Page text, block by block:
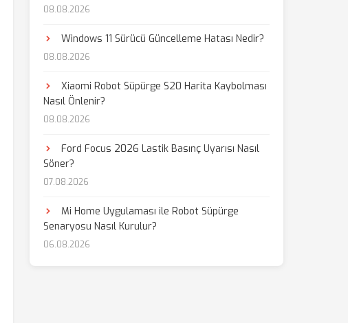
08.08.2026
Windows 11 Sürücü Güncelleme Hatası Nedir?
08.08.2026
Xiaomi Robot Süpürge S20 Harita Kaybolması
Nasıl Önlenir?
08.08.2026
Ford Focus 2026 Lastik Basınç Uyarısı Nasıl
Söner?
07.08.2026
Mi Home Uygulaması ile Robot Süpürge
Senaryosu Nasıl Kurulur?
06.08.2026